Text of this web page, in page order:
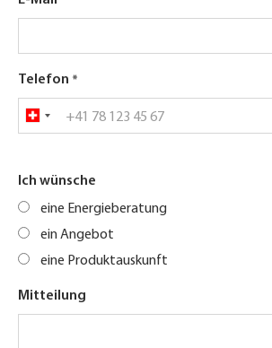
Telefon
Ich wünsche
eine Energieberatung
ein Angebot
eine Produktauskunft
Mitteilung